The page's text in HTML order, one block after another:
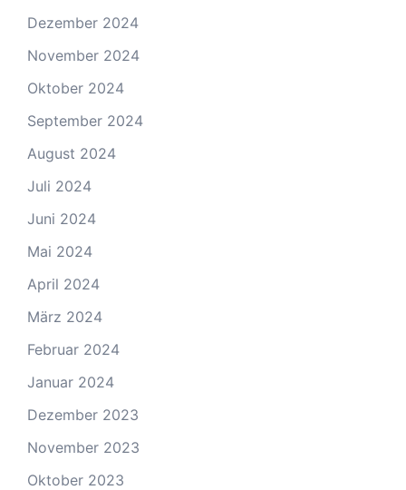
Dezember 2024
November 2024
Oktober 2024
September 2024
August 2024
Juli 2024
Juni 2024
Mai 2024
April 2024
März 2024
Februar 2024
Januar 2024
Dezember 2023
November 2023
Oktober 2023